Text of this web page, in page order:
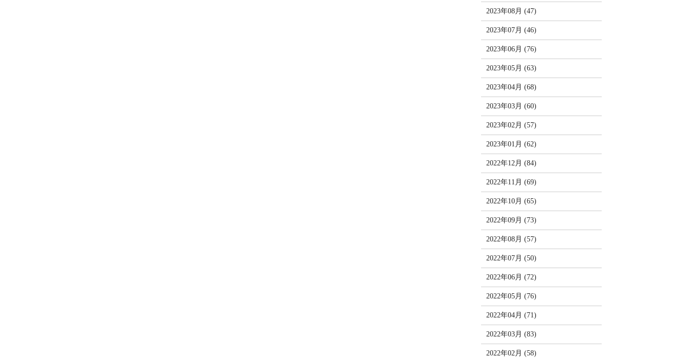
2023年08月 (47)
2023年07月 (46)
2023年06月 (76)
2023年05月 (63)
2023年04月 (68)
2023年03月 (60)
2023年02月 (57)
2023年01月 (62)
2022年12月 (84)
2022年11月 (69)
2022年10月 (65)
2022年09月 (73)
2022年08月 (57)
2022年07月 (50)
2022年06月 (72)
2022年05月 (76)
2022年04月 (71)
2022年03月 (83)
2022年02月 (58)